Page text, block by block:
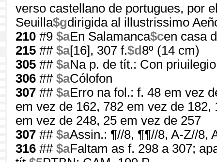
verso castellano de portugues, por
Seuilla$gdirigida al illustrissimo
210 #9 $aEn Salamanca$cen casa
215 ## $a[16], 307 f.$d 8º (14 cm)
305 ## $aNa p. de tít.: Con priuilegio
306 ## $aCólofon
307 ## $aErro na fol.: f. 48 em vez
em vez de 162, 782 em vez de
em vez de 248, 25 em vez de 257
307 ## $aAssin.: ¶//8, ¶¶//8, A-Z//8,
316 ## $aFaltam as f. 298 a 307;